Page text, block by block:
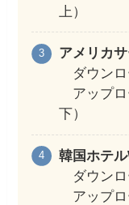
上）
アメリカ
ダウンロ
アップロ
下）
韓国ホテ
ダウンロ
アップロ